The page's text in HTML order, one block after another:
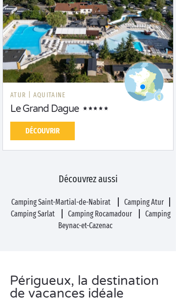
ATUR | AQUITAINE
Le Grand Dague
DÉCOUVRIR
Découvrez aussi
Camping Saint-Martial-de-Nabirat
Camping Atur
Camping Sarlat
Camping Rocamadour
Camping
Beynac-et-Cazenac
Périgueux, la destination
de vacances idéale